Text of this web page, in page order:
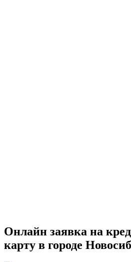
Онлайн заявка на
карту в городе